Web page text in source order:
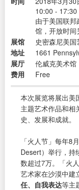
10:00 -
由于美国联
馆，开放时间
展馆
史密森尼美
地址
1661
展厅
伦威克美术馆
费用
Free
本次展览将展出美
主题艺术作品和相
史、发展和成就。
「火人节」每年8
Desert）举行，持
数超过7万。「火
艺术家在沙漠中建
任、自我表达等主